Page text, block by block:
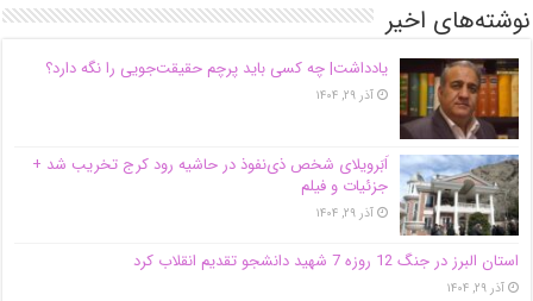
نوشته‌های اخیر
یادداشت| ‌چه کسی باید پرچم حقیقت‌جویی را نگه دارد؟
آذر ۲۹, ۱۴۰۴
اَبَر‌ویلای شخص ذی‌نفوذ در حاشیه‌ رود کرج تخریب شد +
جزئیات و فیلم
آذر ۲۹, ۱۴۰۴
استان البرز در جنگ 12 روزه 7 شهید دانشجو تقدیم انقلاب کرد
آذر ۲۹, ۱۴۰۴